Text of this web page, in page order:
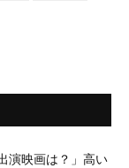
演映画は？」高い